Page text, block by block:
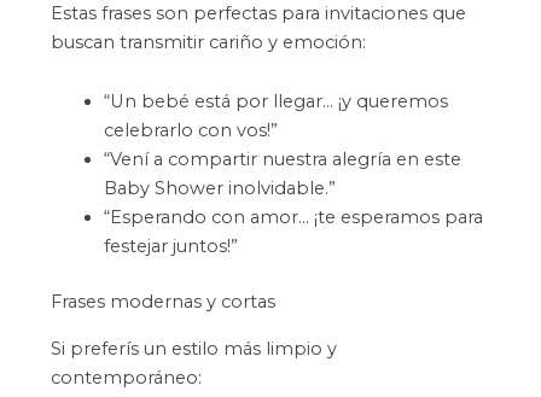
Estas frases son perfectas para invitaciones que
buscan transmitir cariño y emoción:
“Un bebé está por llegar… ¡y queremos
celebrarlo con vos!”
“Vení a compartir nuestra alegría en este
Baby Shower inolvidable.”
“Esperando con amor… ¡te esperamos para
festejar juntos!”
Frases modernas y cortas
Si preferís un estilo más limpio y
contemporáneo: